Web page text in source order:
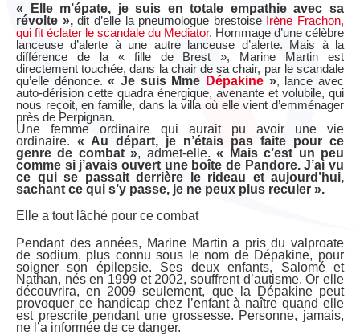
« Elle m’épate, je suis en totale empathie avec sa
révolte »,dit d’elle la pneumologue brestoise Irène Frachon,
qui fit éclater le scandale du Mediator. Hommage d’une célèbre
lanceuse d’alerte à une autre lanceuse d’alerte. Mais à la
différence de la « fille de Brest », Marine Martin est
directement touchée, dans la chair de sa chair, par le scandale
qu’elle dénonce.« Je suis Mme Dépakine », lance avec
auto-dérision cette quadra énergique, avenante et volubile, qui
nous reçoit, en famille, dans la villa où elle vient d’emménager
près de Perpignan.
Une femme ordinaire qui aurait pu avoir une vie
ordinaire. « Au départ, je n’étais pas faite pour ce
genre de combat », admet-elle.« Mais c’est un peu
comme si j’avais ouvert une boîte de Pandore. J’ai vu
ce qui se passait derrière le rideau et aujourd’hui,
sachant ce qui s’y passe, je ne peux plus reculer ».
Elle a tout lâché pour ce combat
Pendant des années, Marine Martin a pris du valproate
de sodium, plus connu sous le nom de Dépakine, pour
soigner son épilepsie. Ses deux enfants, Salomé et
Nathan, nés en 1999 et 2002, souffrent d’autisme. Or elle
découvrira, en 2009 seulement, que la Dépakine peut
provoquer ce handicap chez l’enfant à naître quand elle
est prescrite pendant une grossesse. Personne, jamais,
ne l’a informée de ce danger.